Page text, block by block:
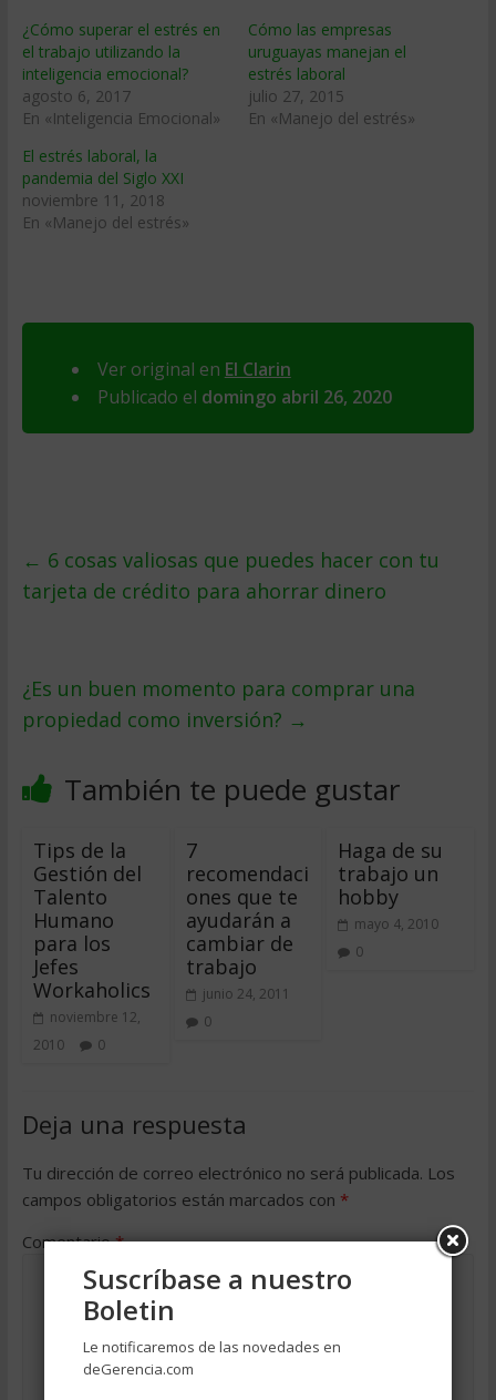
¿Cómo superar el estrés en
el trabajo utilizando la
inteligencia emocional?
agosto 6, 2017
En «Inteligencia Emocional»
Cómo las empresas
uruguayas manejan el
estrés laboral
julio 27, 2015
En «Manejo del estrés»
El estrés laboral, la
pandemia del Siglo XXI
noviembre 11, 2018
En «Manejo del estrés»
Ver original en El Clarin
Publicado el domingo abril 26, 2020
← 6 cosas valiosas que puedes hacer con tu
tarjeta de crédito para ahorrar dinero
¿Es un buen momento para comprar una
propiedad como inversión? →
También te puede gustar
Tips de la
Gestión del
Talento
Humano
para los
Jefes
Workaholics
noviembre 12,
2010
0
7
recomendaci
ones que te
ayudarán a
cambiar de
trabajo
junio 24, 2011
0
Haga de su
trabajo un
hobby
mayo 4, 2010
0
Deja una respuesta
Tu dirección de correo electrónico no será publicada. Los
campos obligatorios están marcados con *
Comentario*
Suscríbase a nuestro
Boletin
Le notificaremos de las novedades en
deGerencia.com